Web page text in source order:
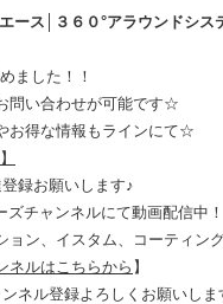
ース│３６０°アラウンドシ
ました！！
問い合わせが可能です☆
お得な情報もラインにて☆
録お願いします♪
ズチャンネルにて動画配信中！
ョン、イスタム、コーティン
ネルはこちらから 】
ネル登録よろしくお願いしま